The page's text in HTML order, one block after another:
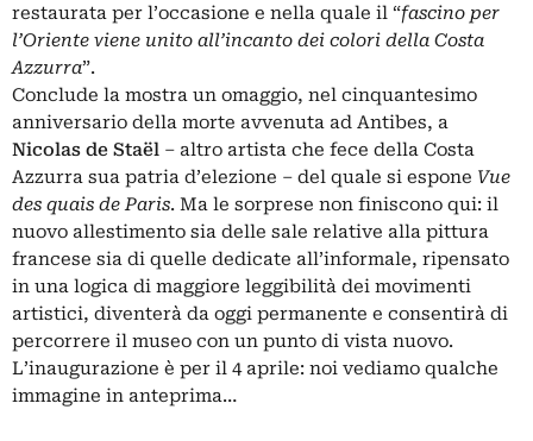
restaurata per l’occasione e nella quale il “fascino per
l’Oriente viene unito all’incanto dei colori della Costa
Azzurra”.
Conclude la mostra un omaggio, nel cinquantesimo
anniversario della morte avvenuta ad Antibes, a
Nicolas de Staël – altro artista che fece della Costa
Azzurra sua patria d’elezione – del quale si espone Vue
des quais de Paris. Ma le sorprese non finiscono qui: il
nuovo allestimento sia delle sale relative alla pittura
francese sia di quelle dedicate all’informale, ripensato
in una logica di maggiore leggibilità dei movimenti
artistici, diventerà da oggi permanente e consentirà di
percorrere il museo con un punto di vista nuovo.
L’inaugurazione è per il 4 aprile: noi vediamo qualche
immagine in anteprima…